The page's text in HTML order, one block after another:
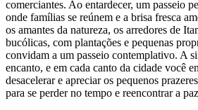
comerciantes. Ao entardecer, um passeio
onde famílias se reúnem e a brisa fresca
os amantes da natureza, os arredores de
bucólicas, com plantações e pequenas
convidam a um passeio contemplativo. A
encanto, e em cada canto da cidade você
desacelerar e apreciar os pequenos
para se perder no tempo e reencontrar a